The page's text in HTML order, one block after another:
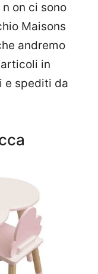
on ci sono
Maisons
andremo
in
e spediti da